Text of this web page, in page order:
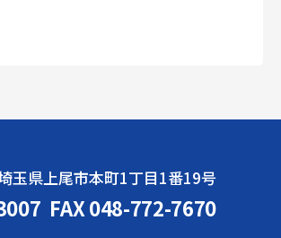
県上尾市本町1丁目1番19号
FAX 048-772-7670